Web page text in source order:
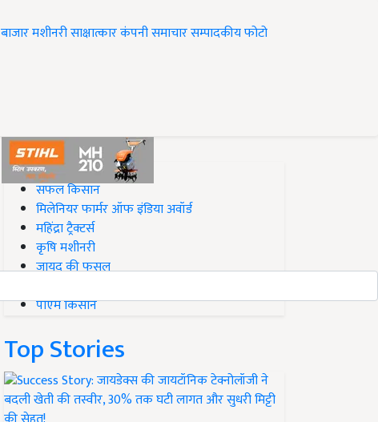
बाजारमशीनरीसाक्षात्कारकंपनी समाचारसम्पादकीयफोटो
#Top on Krishi Jagran
सफल किसान
मिलेनियर फार्मर ऑफ इंडिया अवॉर्ड
महिंद्रा ट्रैक्टर्स
कृषि मशीनरी
जायद की फसल
पीएम किसान
Top Stories